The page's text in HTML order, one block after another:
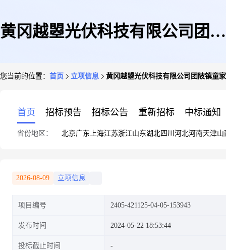
黄冈越曌光伏科技有限公司团陂
您当前的位置： 首页 立项信息 黄冈越曌光伏科技有限公司团陂镇童
首页 招标预告 招标公告 重新招标 中标通知
省份地区： 北京广东 上海江苏浙江山东湖北四川 河北河南天津山
2026-08-09 立项信息
项目编号 2405-421125-04-05-153943
发布时间 2024-05-22 18:53:44
投标截止时间